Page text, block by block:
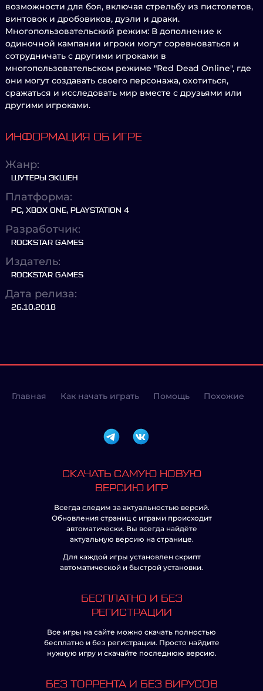
возможности для боя, включая стрельбу из пистолетов,
винтовок и дробовиков, дуэли и драки.
Многопользовательский режим: В дополнение к
одиночной кампании игроки могут соревноваться и
сотрудничать с другими игроками в
многопользовательском режиме "Red Dead Online", где
они могут создавать своего персонажа, охотиться,
сражаться и исследовать мир вместе с друзьями или
другими игроками.
ИНФОРМАЦИЯ ОБ ИГРЕ
Жанр:
ШУТЕРЫ ЭКШЕН
Платформа:
PC, XBOX ONE, PLAYSTATION 4
Разработчик:
ROCKSTAR GAMES
Издатель:
ROCKSTAR GAMES
Дата релиза:
26.10.2018
Главная Как начать играть Помощь Похожие
СКАЧАТЬ САМУЮ НОВУЮ
ВЕРСИЮ ИГР
Всегда следим за актуальностью версий.
Обновления страниц с играми происходит
автоматически. Вы всегда найдёте
актуальную версию на странице.
Для каждой игры установлен скрипт
автоматической и быстрой установки.
БЕСПЛАТНО И БЕЗ
РЕГИСТРАЦИИ
Все игры на сайте можно скачать полностью
бесплатно и без регистрации. Просто найдите
нужную игру и скачайте последнюю версию.
БЕЗ ТОРРЕНТА И БЕЗ ВИРУСОВ